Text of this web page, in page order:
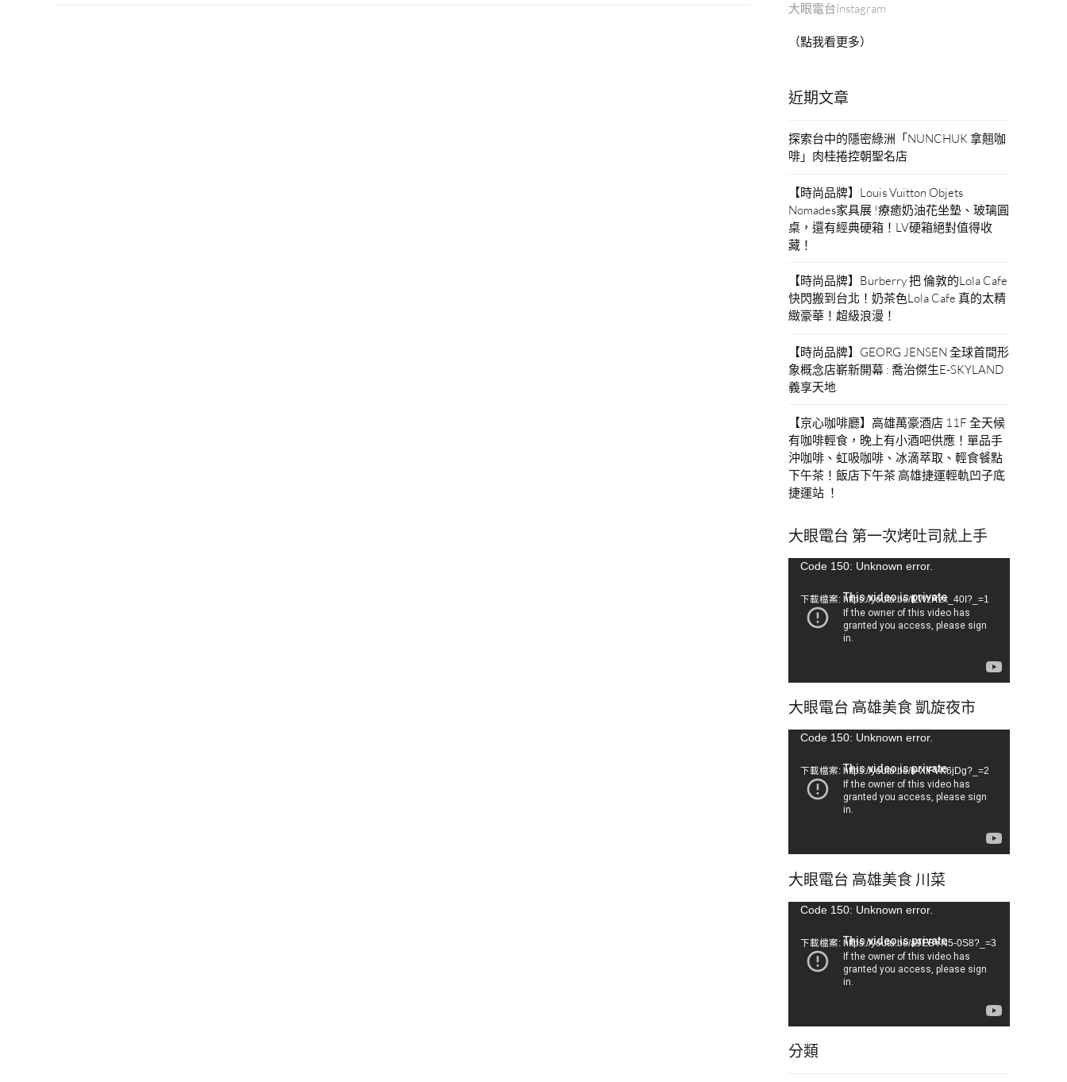
大眼電台Instagram
（點我看更多）
近期文章
探索台中的隱密綠洲「NUNCHUK 拿翹咖
啡」肉桂捲控朝聖名店
【時尚品牌】Louis Vuitton Objets
Nomades家具展 !療癒奶油花坐墊、玻璃圓
桌，還有經典硬箱！LV硬箱絕對值得收
藏！
【時尚品牌】Burberry 把 倫敦的Lola Cafe
快閃搬到台北！奶茶色Lola Cafe 真的太精
緻豪華！超級浪漫！
【時尚品牌】GEORG JENSEN 全球首間形
象概念店嶄新開幕 : 喬治傑生E-SKYLAND
義享天地
【京心咖啡廳】高雄萬豪酒店 11F 全天候
有咖啡輕食，晚上有小酒吧供應！單品手
沖咖啡、虹吸咖啡、冰滴萃取、輕食餐點
下午茶！飯店下午茶 高雄捷運輕軌凹子底
捷運站 ！
大眼電台 第一次烤吐司就上手
視Code 150: Unknown error.
下載檔案: https://youtu.be/tLWzRzx_40I?_=1
大眼電台 高雄美食 凱旋夜市
視Code 150: Unknown error.
下載檔案: https://youtu.be/b-XfFVK6jDg?_=2
大眼電台 高雄美食 川菜
視Code 150: Unknown error.
下載檔案: https://youtu.be/a9EBYN5-0S8?_=3
分類